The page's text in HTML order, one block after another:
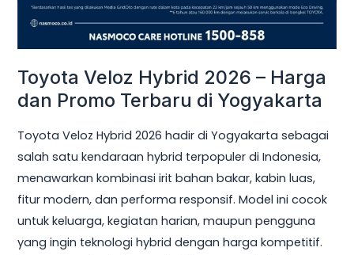
Toyota Veloz Hybrid 2026 – Harga
dan Promo Terbaru di Yogyakarta
Toyota Veloz Hybrid 2026 hadir di Yogyakarta sebagai
salah satu kendaraan hybrid terpopuler di Indonesia,
menawarkan kombinasi irit bahan bakar, kabin luas,
fitur modern, dan performa responsif. Model ini cocok
untuk keluarga, kegiatan harian, maupun pengguna
yang ingin teknologi hybrid dengan harga kompetitif.